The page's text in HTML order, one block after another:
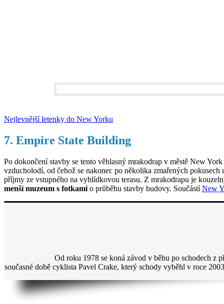
Nejlevnější letenky do New Yorku
7. Empire State Building
Po dokončení stavby se tento věhlasný mrakodrap v městě New York
vzducholodí, od čehož se nakonec po několika zmařených pokusech
příjmy ze vstupného na vyhlídkovou terasu. Z mrakodrapu je
menší muzeum s fotkami o průběhu stavby budovy. SoučástíNew
Od roku 1978 se koná závod v běhu po schodech z
současné době cyklista Pavel Crake, který schody vyběhl v roce